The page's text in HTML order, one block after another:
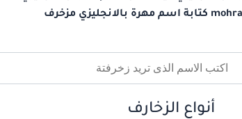
أنواع الزخارف